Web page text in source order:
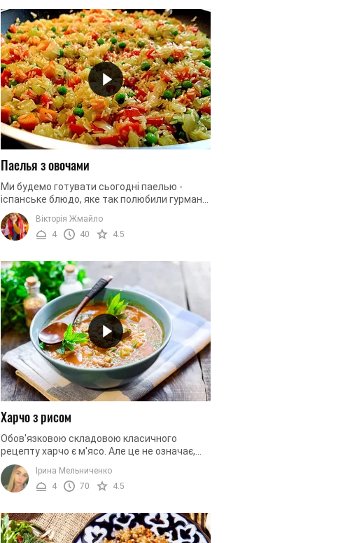
Паелья з овочами
Ми будемо готувати сьогодні паелью -
іспанське блюдо, яке так полюбили гурмани.
У класичному рецепті використовуються
морепродукти, або м'ясо курки, ...
Вікторія Жмайло
4
40 4.5
Харчо з рисом
Обов'язковою складовою класичного
рецепту харчо є м'ясо. Але це не означає,
що дуже смачний суп не можна приготувати
без цього інгредієнта. Люди, які ...
Ірина Мельниченко
4
70 4.5